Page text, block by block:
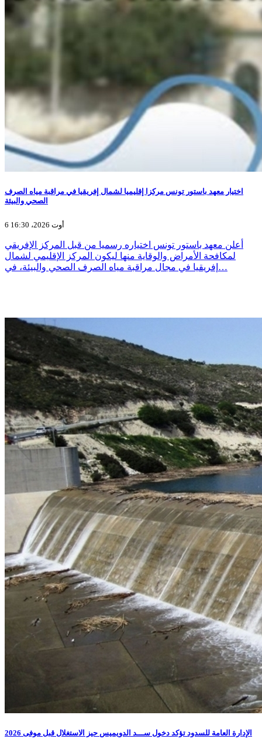
اختيار معهد باستور تونس مركزا إقليميا لشمال إفريقيا في مراقبة مياه الصرف
الصحي والبيئة
6 أوت 2026، 16:30
أعلن معهد باستور تونس اختياره رسميا من قبل المركز الإفريقي
لمكافحة الأمراض والوقاية منها ليكون المركز الإقليمي لشمال
إفريقيا في مجال مراقبة مياه الصرف الصحي والبيئة، في…
الإدارة العامة للسدود تؤكد دخول ســـد الدويميس حيز الاستغلال قبل موفى 2026